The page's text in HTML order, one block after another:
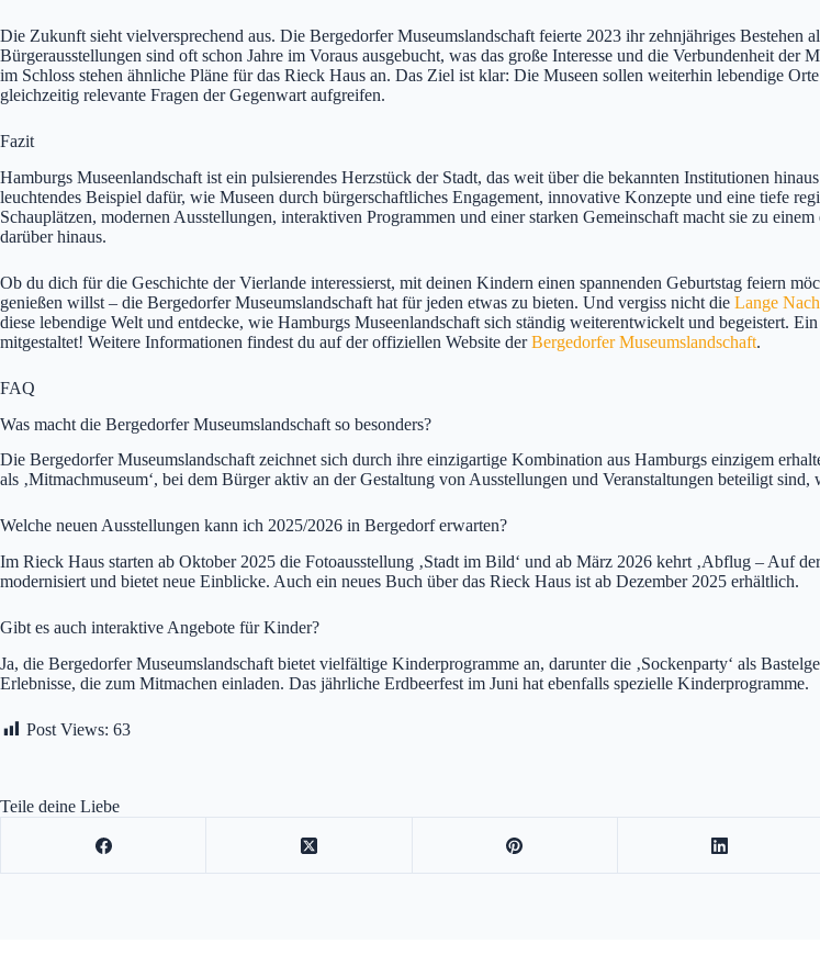
Die Zukunft sieht vielversprechend aus. Die Bergedorfer Museumslandschaft feierte 2023 ihr zehnjähriges
Bürgerausstellungen sind oft schon Jahre im Voraus ausgebucht, was das große Interesse und die Verbundenheit
im Schloss stehen ähnliche Pläne für das Rieck Haus an. Das Ziel ist klar: Die Museen sollen weiterhin lebendige
gleichzeitig relevante Fragen der Gegenwart aufgreifen.
Fazit
Hamburgs Museenlandschaft ist ein pulsierendes Herzstück der Stadt, das weit über die bekannten Institutionen
leuchtendes Beispiel dafür, wie Museen durch bürgerschaftliches Engagement, innovative Konzepte und eine tiefe
Schauplätzen, modernen Ausstellungen, interaktiven Programmen und einer starken Gemeinschaft macht sie zu
darüber hinaus.
Ob du dich für die Geschichte der Vierlande interessierst, mit deinen Kindern einen spannenden Geburtstag feiern
genießen willst – die Bergedorfer Museumslandschaft hat für jeden etwas zu bieten. Und vergiss nicht die Lange
diese lebendige Welt und entdecke, wie Hamburgs Museenlandschaft sich ständig weiterentwickelt und begeistert.
mitgestaltet! Weitere Informationen findest du auf der offiziellen Website derBergedorfer Museumslandschaft.
FAQ
Was macht die Bergedorfer Museumslandschaft so besonders?
Die Bergedorfer Museumslandschaft zeichnet sich durch ihre einzigartige Kombination aus Hamburgs einzigem
als ‚Mitmachmuseum‘, bei dem Bürger aktiv an der Gestaltung von Ausstellungen und Veranstaltungen beteiligt sind,
Welche neuen Ausstellungen kann ich 2025/2026 in Bergedorf erwarten?
Im Rieck Haus starten ab Oktober 2025 die Fotoausstellung ‚Stadt im Bild‘ und ab März 2026 kehrt ‚Abflug – Auf
modernisiert und bietet neue Einblicke. Auch ein neues Buch über das Rieck Haus ist ab Dezember 2025 erhältlich.
Gibt es auch interaktive Angebote für Kinder?
Ja, die Bergedorfer Museumslandschaft bietet vielfältige Kinderprogramme an, darunter die ‚Sockenparty‘ als
Erlebnisse, die zum Mitmachen einladen. Das jährliche Erdbeerfest im Juni hat ebenfalls spezielle Kinderprogramme.
Post Views: 63
Teile deine Liebe